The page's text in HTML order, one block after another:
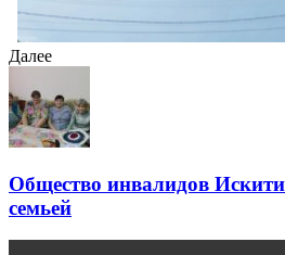
Далее
Общество инвалидов
семьей